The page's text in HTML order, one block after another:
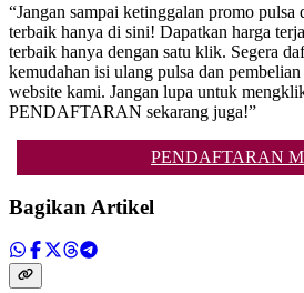
“Jangan sampai ketinggalan promo pulsa
terbaik hanya di sini! Dapatkan harga
terbaik hanya dengan satu klik. Segera
kemudahan isi ulang pulsa dan
website kami. Jangan lupa untuk
PENDAFTARAN sekarang juga!”
PENDAFTARAN
Bagikan Artikel